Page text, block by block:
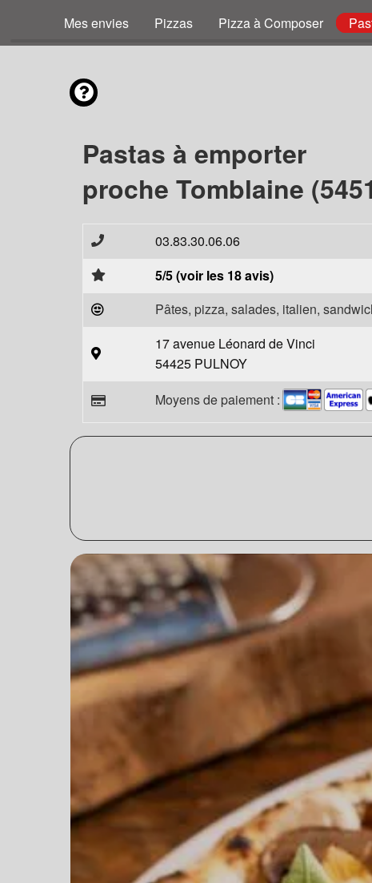
Mes envies Pizzas Pizza à Composer
Pastas à emporter
proche Tomblaine
03.83.30.06.06
5/5 (voir les 18 avis)
Pâtes, pizza, salades, italien,
17 avenue Léonard de Vinci
54425 PULNOY
Moyens de paiement :